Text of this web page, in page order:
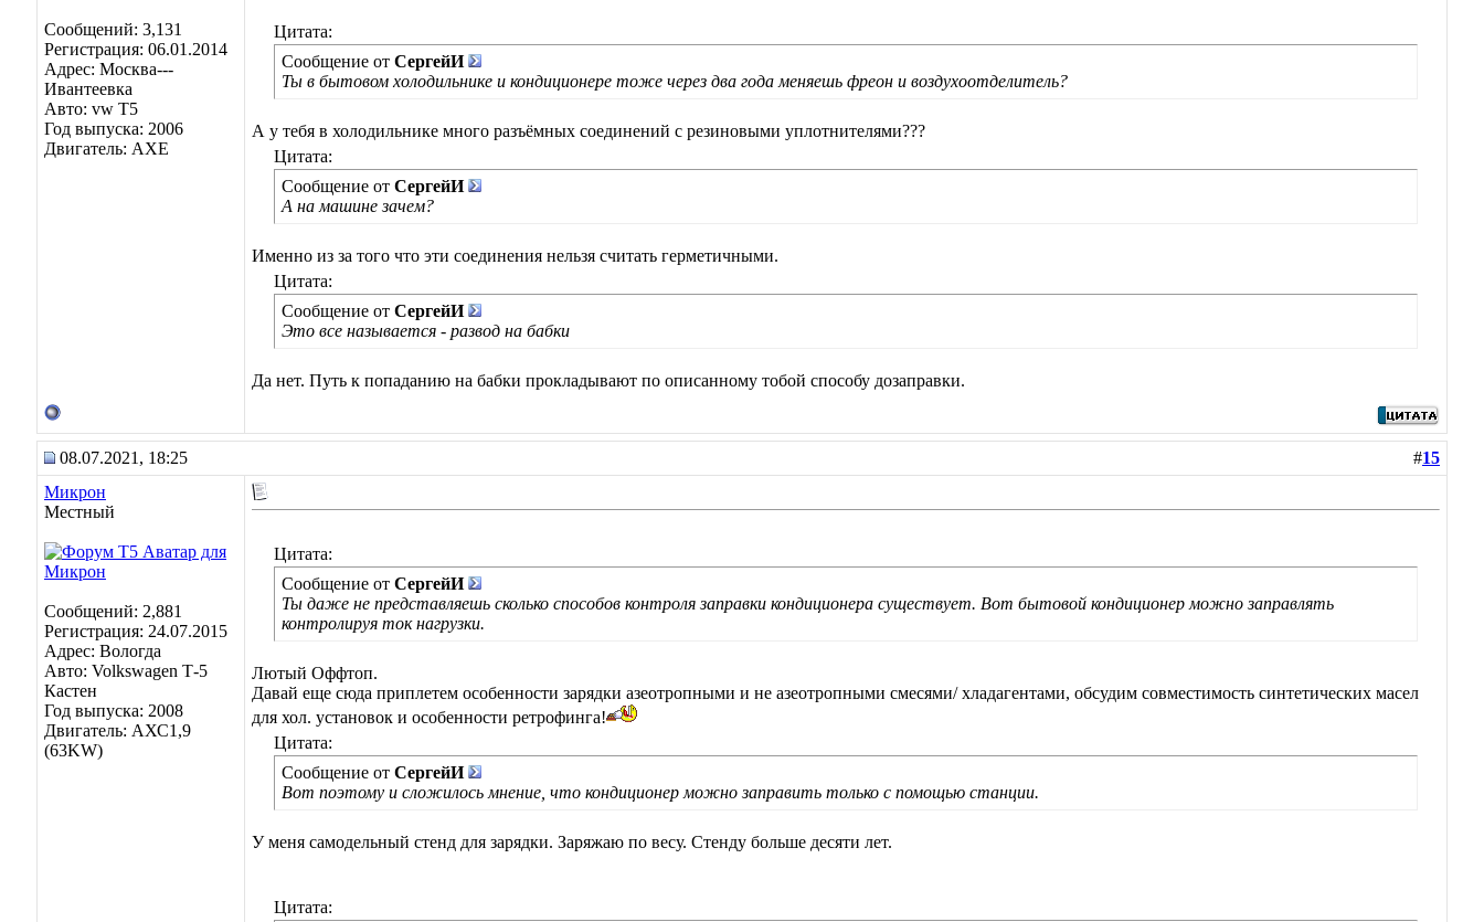
Сообщений: 3,131
Регистрация: 06.01.2014
Адрес: Москва---
Ивантеевка
Авто: vw T5
Год выпуска: 2006
Двигатель: AXE
Цитата:
Сообщение от СергейИ
Ты в бытовом холодильнике и кондиционере тоже через два года меняешь фреон и воздухоотделитель?
А у тебя в холодильнике много разъёмных соединений с резиновыми уплотнителями???
Цитата:
Сообщение от СергейИ
А на машине зачем?
Именно из за того что эти соединения нельзя считать герметичными.
Цитата:
Сообщение от СергейИ
Это все называется - развод на бабки
Да нет. Путь к попаданию на бабки прокладывают по описанному тобой способу дозаправки.
08.07.2021, 18:25 #15
Микрон
Местный
Сообщений: 2,881
Регистрация: 24.07.2015
Адрес: Вологда
Авто: Volkswagen Т-5
Кастен
Год выпуска: 2008
Двигатель: АХС1,9
(63KW)
Цитата:
Сообщение от СергейИ
Ты даже не представляешь сколько способов контроля заправки кондиционера существует. Вот бытовой кондиционер можно заправлять
контролируя ток нагрузки.
Лютый Оффтоп.
Давай еще сюда приплетем особенности зарядки азеотропными и не азеотропными смесями/ хладагентами, обсудим совместимость синтетических масел
для хол. установок и особенности ретрофинга!
Цитата:
Сообщение от СергейИ
Вот поэтому и сложилось мнение, что кондиционер можно заправить только с помощью станции.
У меня самодельный стенд для зарядки. Заряжаю по весу. Стенду больше десяти лет.
Цитата: